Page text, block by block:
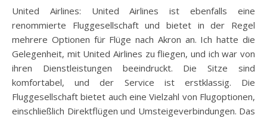
United Airlines: United Airlines ist ebenfalls eine
renommierte Fluggesellschaft und bietet in der Regel
mehrere Optionen für Flüge nach Akron an. Ich hatte die
Gelegenheit, mit United Airlines zu fliegen, und ich war von
ihren Dienstleistungen beeindruckt. Die Sitze sind
komfortabel, und der Service ist erstklassig. Die
Fluggesellschaft bietet auch eine Vielzahl von Flugoptionen,
einschließlich Direktflügen und Umsteigeverbindungen. Das